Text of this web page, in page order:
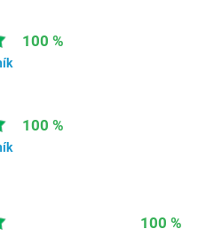
100 %
100 %
100 %